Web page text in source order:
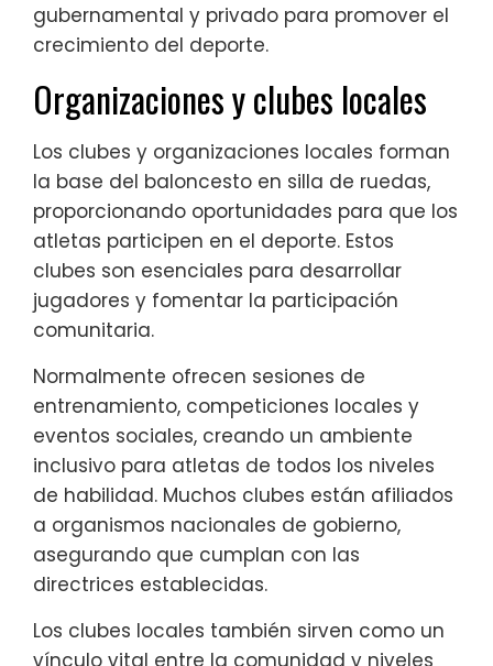
gubernamental y privado para promover el
crecimiento del deporte.
Organizaciones y clubes locales
Los clubes y organizaciones locales forman
la base del baloncesto en silla de ruedas,
proporcionando oportunidades para que los
atletas participen en el deporte. Estos
clubes son esenciales para desarrollar
jugadores y fomentar la participación
comunitaria.
Normalmente ofrecen sesiones de
entrenamiento, competiciones locales y
eventos sociales, creando un ambiente
inclusivo para atletas de todos los niveles
de habilidad. Muchos clubes están afiliados
a organismos nacionales de gobierno,
asegurando que cumplan con las
directrices establecidas.
Los clubes locales también sirven como un
vínculo vital entre la comunidad y niveles